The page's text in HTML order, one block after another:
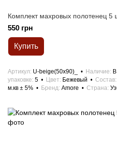
Комплект махровых полотенец 5
550 грн
Купить
Артикул U-beige(50x90)_ Наличие
упаковке 5 Цвет Бежевый Состав
м.кв ± 5%
Бренд Amore Страна